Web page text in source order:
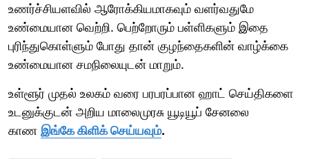
உணர்ச்சியளவில் ஆரோக்கியமாகவும் வளர்வதுமே
உண்மையான வெற்றி. பெற்றோரும் பள்ளிகளும் இதை
புரிந்துகொள்ளும் போது தான் குழந்தைகளின் வாழ்க்கை
உண்மையான சமநிலையுடன் மாறும்.
உள்ளூர் முதல் உலகம் வரை பரபரப்பான ஹாட் செய்திகளை
உடனுக்குடன் அறிய மாலைமுரசு யூடியூப் சேனலை
காண இங்கே கிளிக் செய்யவும்.